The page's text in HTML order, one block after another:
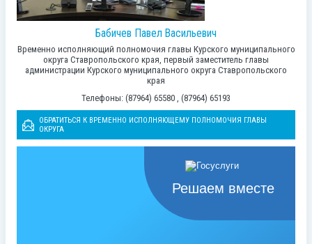
Бабичев Павел Васильевич
Временно исполняющий полномочия главы Курского муниципального
округа Ставропольского края, первый заместитель главы
администрации Курского муниципального округа Ставропольского
края
Телефоны: (87964) 65580 , (87964) 65193
ОБРАТИТЬСЯ К ВРЕМЕННО ИСПОЛНЯЮЩЕМУ ПОЛНОМОЧИЯ ГЛАВЫ
ОКРУГА
Решаем вместе